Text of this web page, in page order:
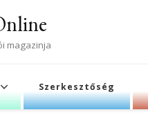
magazinja
Szerkesztőség